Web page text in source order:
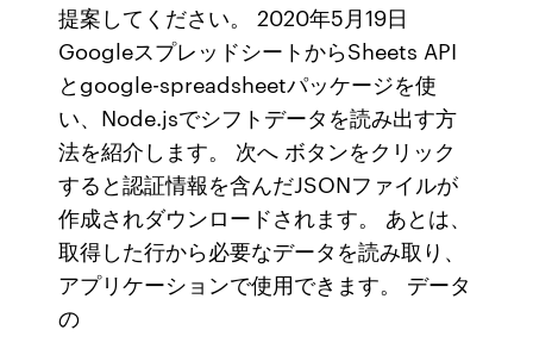
提案してください。 2020年5月19日
GoogleスプレッドシートからSheets API
とgoogle-spreadsheetパッケージを使
い、Node.jsでシフトデータを読み出す方
法を紹介します。 次へ ボタンをクリック
すると認証情報を含んだJSONファイルが
作成されダウンロードされます。 あとは、
取得した行から必要なデータを読み取り、
アプリケーションで使用できます。 データ
の